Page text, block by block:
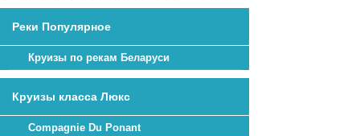
Реки Популярное
Круизы по рекам Беларуси
Круизы класса Люкс
Compagnie Du Ponant